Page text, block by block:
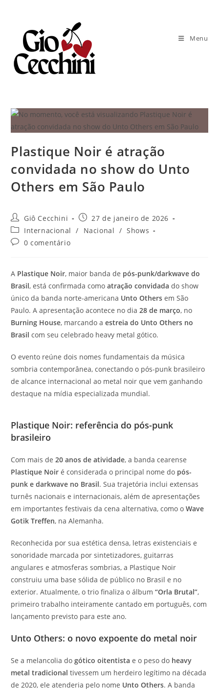
conteúdo
Menu
Plastique Noir é atração
convidada no show do Unto
Others em São Paulo
Autor
do
post:
Giô Cecchini
Post
publicado:
27 de janeiro de 2026
Categoria
do
post:
Internacional / Nacional / Shows
Comentários
0 comentário
A Plastique Noir, maior banda de pós-punk/darkwave do
Brasil, está confirmada comoatração convidada do show
único da banda norte-americana Unto Others em São
Paulo. A apresentação acontece no dia28 de março, no
Burning House, marcando aestreia do Unto Others no
Brasil com seu celebrado heavy metal gótico.
O evento reúne dois nomes fundamentais da música
sombria contemporânea, conectando o pós-punk brasileiro
de alcance internacional ao metal noir que vem ganhando
destaque na mídia especializada mundial.
Plastique Noir: referência do pós-punk
brasileiro
Com mais de20 anos de atividade, a banda cearense
Plastique Noir é considerada o principal nome do pós-
punk e darkwave no Brasil. Sua trajetória inclui extensas
turnês nacionais e internacionais, além de apresentações
em importantes festivais da cena alternativa, como oWave
Gotik Treffen, na Alemanha.
Reconhecida por sua estética densa, letras existenciais e
sonoridade marcada por sintetizadores, guitarras
angulares e atmosferas sombrias, a Plastique Noir
construiu uma base sólida de público no Brasil e no
exterior. Atualmente, o trio finaliza o álbum“Orla Brutal”,
primeiro trabalho inteiramente cantado em português, com
lançamento previsto para este ano.
Unto Others: o novo expoente do metal noir
Se a melancolia dogótico oitentista e o peso do heavy
metal tradicional tivessem um herdeiro legítimo na década
de 2020, ele atenderia pelo nome Unto Others. A banda